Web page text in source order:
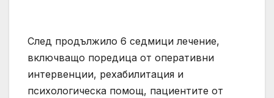
След продължило 6 седмици лечение,
включващо поредица от оперативни
интервенции, рехабилитация и
психологическа помощ, пациентите от